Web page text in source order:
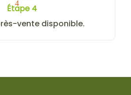
Étape 4
vente disponible.